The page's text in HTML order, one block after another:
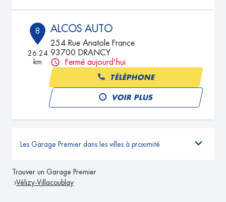
8
26.24
km
ALCOS AUTO
254 Rue Anatole France
93700 DRANCY
Fermé aujourd'hui
TÉLÉPHONE
VOIR PLUS
Les Garage Premier dans les villes à proximité
Trouver un Garage Premier
Vélizy-Villacoublay